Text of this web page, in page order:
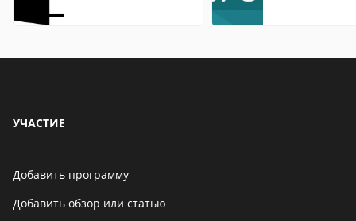
УЧАСТИЕ
Добавить программу
Добавить обзор или статью